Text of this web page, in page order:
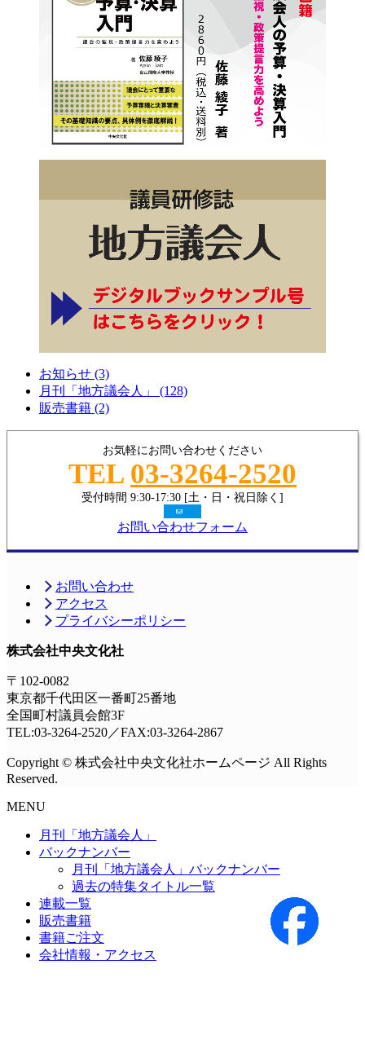
お知らせ (3)
月刊「地方議会人」 (128)
販売書籍 (2)
お気軽にお問い合わせください
TEL 03-3264-2520
受付時間 9:30-17:30 [土・日・祝日除く]
お問い合わせフォーム
お問い合わせ
アクセス
プライバシーポリシー
株式会社中央文化社
〒102-0082
東京都千代田区一番町25番地
全国町村議員会館3F
TEL:03-3264-2520／FAX:03-3264-2867
Copyright © 株式会社中央文化社ホームページ All Rights
Reserved.
MENU
月刊「地方議会人」
バックナンバー
月刊「地方議会人」バックナンバー
過去の特集タイトル一覧
連載一覧
販売書籍
書籍ご注文
会社情報・アクセス